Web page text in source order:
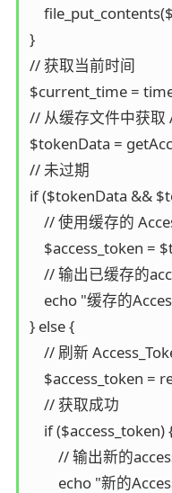
}
// 获取当前时间
$current_time =
// 从缓存文件中获取
$tokenData =
// 未过期
if ($tokenData &&
// 使用缓存的
$access_token =
// 输出已缓存的
echo "缓存的
} else {
// 刷新
$access_token
    // 获取成功
if ($access_token)
// 输出新的
echo "新的